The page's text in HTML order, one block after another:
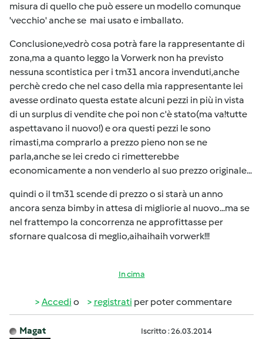
misura di quello che può essere un modello comunque
'vecchio' anche se mai usato e imballato.
Conclusione,vedrò cosa potrà fare la rappresentante di
zona,ma a quanto leggo la Vorwerk non ha previsto
nessuna scontistica per i tm31 ancora invenduti,anche
perchè credo che nel caso della mia rappresentante lei
avesse ordinato questa estate alcuni pezzi in più in vista
di un surplus di vendite che poi non c'è stato(ma va!tutte
aspettavano il nuovo!) e ora questi pezzi le sono
rimasti,ma comprarlo a prezzo pieno non se ne
parla,anche se lei credo ci rimetterebbe
economicamente a non venderlo al suo prezzo originale...
quindi o il tm31 scende di prezzo o si starà un anno
ancora senza bimby in attesa di migliorie al nuovo...ma se
nel frattempo la concorrenza ne approfittasse per
sfornare qualcosa di meglio,aihaihaih vorwerk!!!
In cima
Accedi o registrati per poter commentare
Magat Iscritto : 26.03.2014